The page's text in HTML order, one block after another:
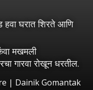
हवा घरात शिरते आणि
मखमली
गारवा रोखून धरतील.
| Dainik Gomantak